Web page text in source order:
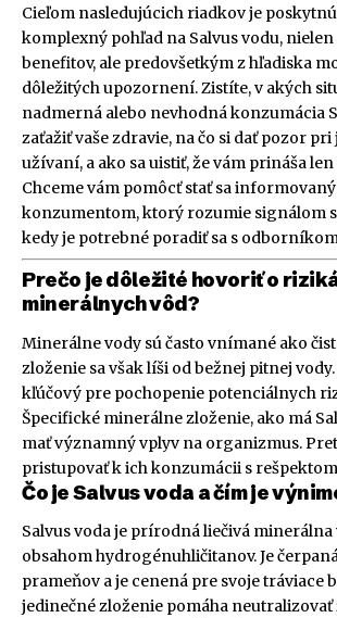
Cieľom nasledujúcich riadkov je
komplexný pohľad na Salvus vodu, nielen
benefitov, ale predovšetkým z hľadiska
dôležitých upozornení. Zistíte, v akých
nadmerná alebo nevhodná konzumácia
zaťažiť vaše zdravie, na čo si dať pozor pri
užívaní, a ako sa uistiť, že vám prináša
Chceme vám pomôcť stať sa
konzumentom, ktorý rozumie signálom
kedy je potrebné poradiť sa s
Prečo je dôležité hovoriť o
minerálnych vôd?
Minerálne vody sú často vnímané ako
zloženie sa však líši od bežnej pitnej
kľúčový pre pochopenie potenciálnych
Špecifické minerálne zloženie, ako má
mať významný vplyv na organizmus.
pristupovať k ich konzumácii s
Čo je Salvus voda a čím je
Salvus voda je prírodná liečivá
obsahom hydrogénuhličitanov. Je
prameňov a je cenená pre svoje tráviace
jedinečné zloženie pomáha